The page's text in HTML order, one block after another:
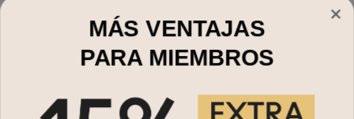
Correo electrónico*MÁS VENTAJAS
PARA MIEMBROS